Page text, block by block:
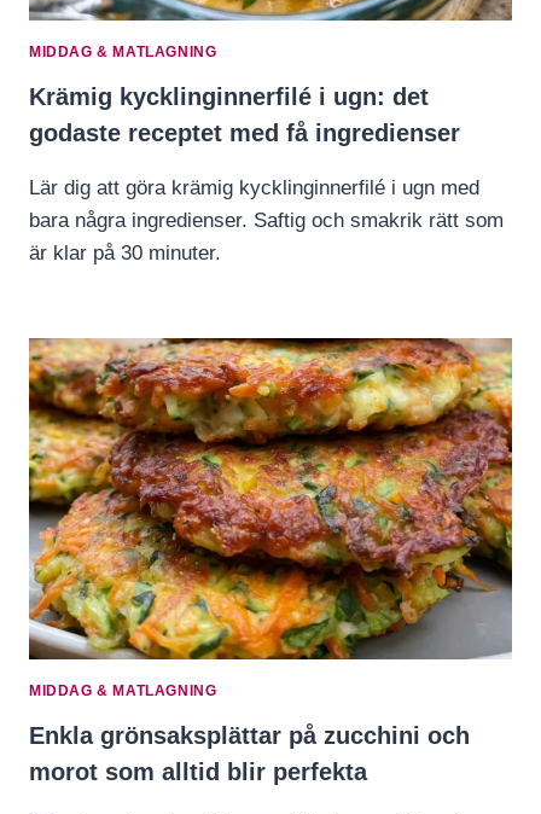
MIDDAG & MATLAGNING
Krämig kycklinginnerfilé i ugn: det
godaste receptet med få ingredienser
Lär dig att göra krämig kycklinginnerfilé i ugn med
bara några ingredienser. Saftig och smakrik rätt som
är klar på 30 minuter.
MIDDAG & MATLAGNING
Enkla grönsaksplättar på zucchini och
morot som alltid blir perfekta